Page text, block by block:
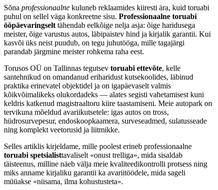
Sõna professionaalne kuluneb reklaamides kiiresti ära, kuid toruabi
puhul on sellel väga konkreetne sisu. Professionaalne toruabi
ööpäevaringselt tähendab eelkõige nelja asja: õige haridusega
meister, õige varustus autos, läbipaistev hind ja kirjalik garantii. Kui
kasvõi üks neist puudub, on tegu juhutööga, mille tagajärgi
parandab järgmine meister rohkema raha eest.
Torusos OÜ on Tallinnas tegutsev toruabi ettevõte, kelle
santehnikud on omandanud eriharidust kutsekoolides, läbinud
praktika erinevatel objektidel ja on igapäevaselt valmis
kõikvõimalikeks olukordadeks — alates segisti vahetamisest kuni
keldris katkenud magistraaltoru kiire taastamiseni. Meie autopark on
tervikuna mõeldud avariikutsetele: igas autos on tross,
hüdrosurvepesur, endoskoopkaamera, surveseadmed, sulatusseade
ning komplekt veetorusid ja liitmikke.
Selles artiklis kirjeldame, mille poolest erineb professionaalne
toruabi spetsialisttavaliselt «onust trelliga», mida sisaldab
täisteenus, milline näeb välja meie kvaliteedikontrolli protsess ning
miks anname kirjaliku garantii ka avariitöödele, mida sageli
müüakse «niisama, ilma kohustusteta».